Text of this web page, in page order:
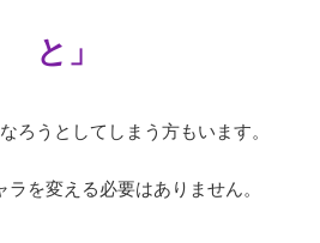
と」
ろうとしてしまう方もいます。
を変える必要はありません。